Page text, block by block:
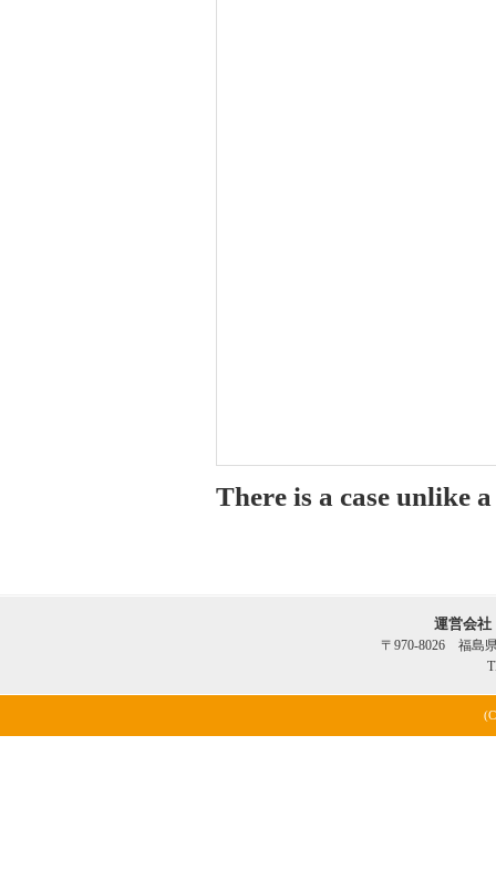
There is a case unlike
運営会
〒970-8026 福島